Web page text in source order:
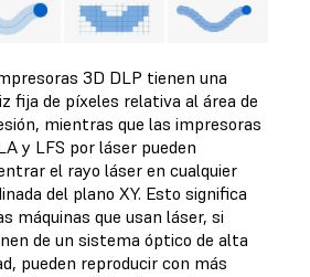
3D DLP tienen una
fija de píxeles relativa al área de
mientras que las impresoras
y LFS por láser pueden
el rayo láser en cualquier
del plano XY. Esto significa
máquinas que usan láser, si
de un sistema óptico de alta
pueden reproducir con más